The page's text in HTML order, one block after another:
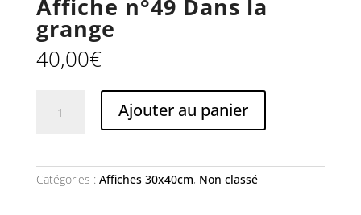
Affiche n°49 Dans la
grange
40,00€
la
Ajouter au panier
Catégories : Affiches 30x40cm, Non classé